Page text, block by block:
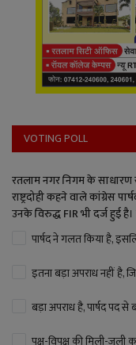
VOTING POLL
रतलाम नगर निगम के साधारण
राष्ट्रदोही कहने वाले कांग्रेस
उनके विरुद्ध FIR भी दर्ज हुई
पार्षद ने गलत किया है,
इतना बड़ा अपराध नहीं है,
बड़ा अपराध है, पार्षद पद से